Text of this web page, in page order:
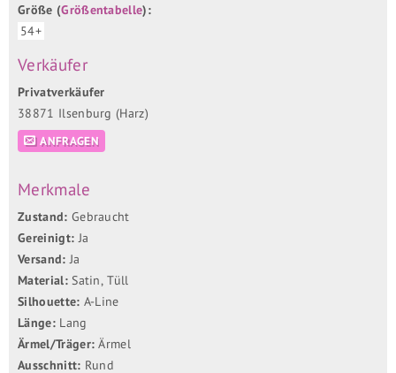
Größe (Größentabelle):
54+
Verkäufer
Privatverkäufer
38871 Ilsenburg (Harz)
ANFRAGEN
Merkmale
Zustand: Gebraucht
Gereinigt: Ja
Versand: Ja
Material:Satin, Tüll
Silhouette: A-Line
Länge:Lang
Ärmel/Träger: Ärmel
Ausschnitt: Rund